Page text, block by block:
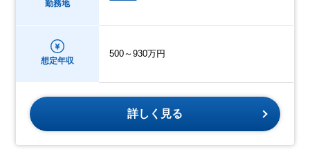
勤務地
想定年収
500～930万円
詳しく見る